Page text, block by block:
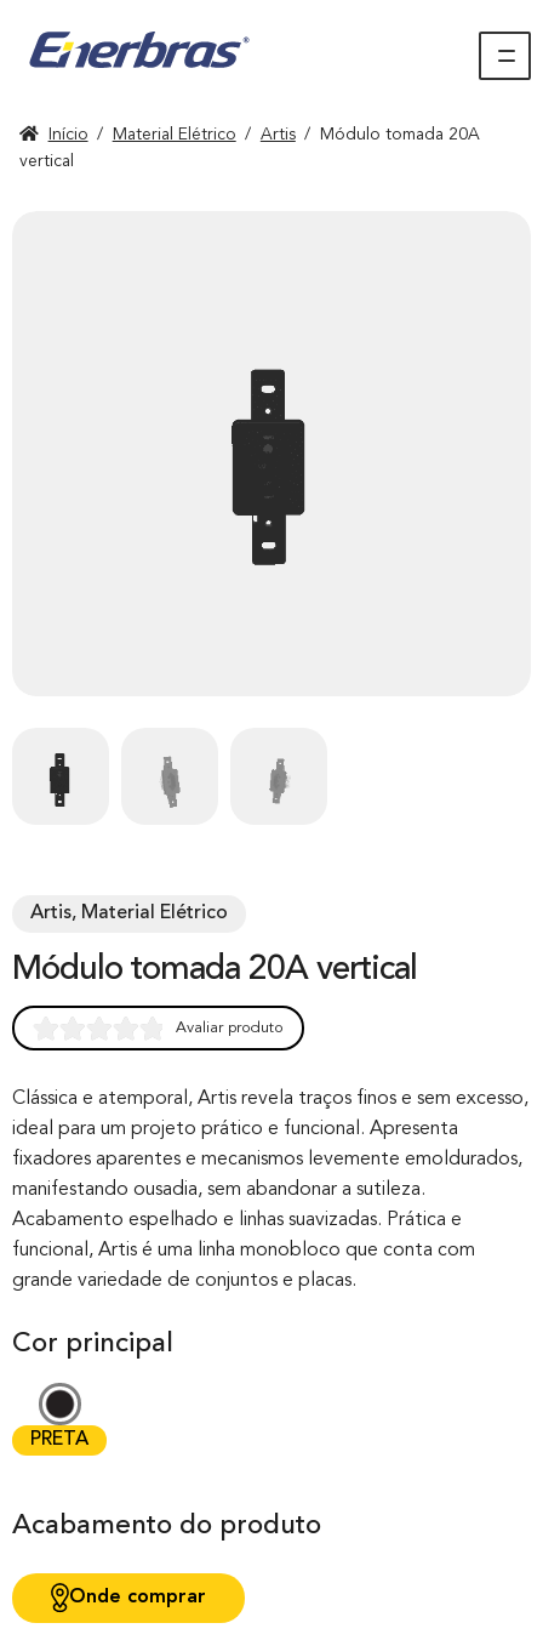
Início / Material Elétrico / Artis /
Módulo tomada 20A
vertical
Artis, Material Elétrico
Módulo tomada 20A vertical
out of 0
based on
customer
rating
Avaliar produto
Clássica e atemporal, Artis revela traços finos e sem excesso,
ideal para um projeto prático e funcional. Apresenta
fixadores aparentes e mecanismos levemente emoldurados,
manifestando ousadia, sem abandonar a sutileza.
Acabamento espelhado e linhas suavizadas. Prática e
funcional, Artis é uma linha monobloco que conta com
grande variedade de conjuntos e placas.
Cor principal
PRETA
Acabamento do produto
Onde comprar